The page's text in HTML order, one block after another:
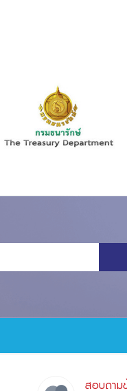
สอบถาม